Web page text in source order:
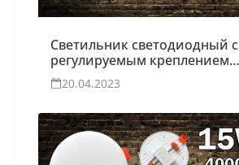
Светильник светодиодный с
регулируемым креплением
Moon 10W
20.04.2023